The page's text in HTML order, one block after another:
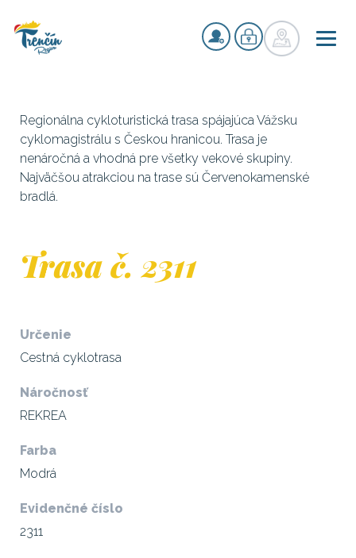
Regionálna cykloturistická trasa spájajúca Vážsku
cyklomagistrálu s Českou hranicou. Trasa je
nenáročná a vhodná pre všetky vekové skupiny.
Najväčšou atrakciou na trase sú Červenokamenské
bradlá.
Trasa č. 2311
Určenie
Cestná cyklotrasa
Náročnosť
REKREA
Farba
Modrá
Evidenčné číslo
2311